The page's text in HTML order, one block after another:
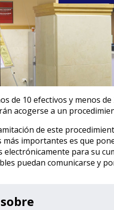
de 10 efectivos y menos
acogerse a un
de este
más importantes es que
para su
puedan comunicarse y